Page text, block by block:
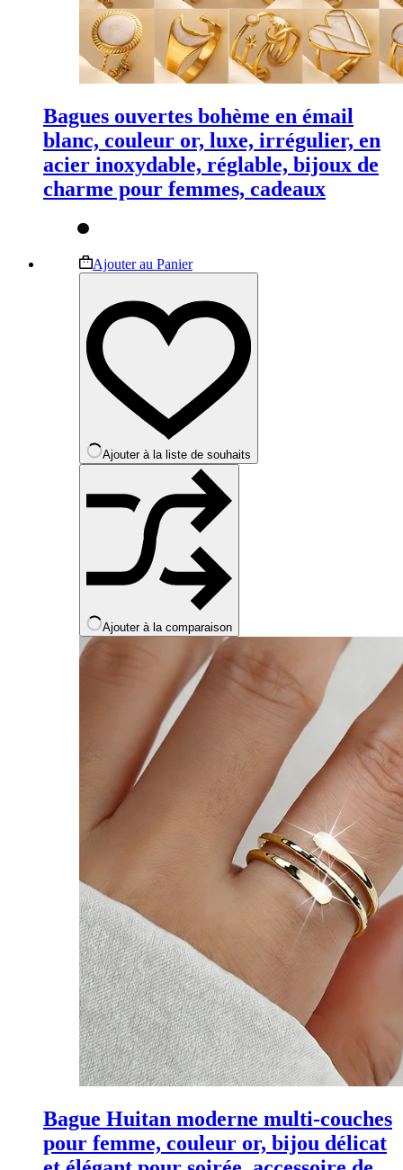
Bagues ouvertes bohème en émail
blanc, couleur or, luxe, irrégulier, en
acier inoxydable, réglable, bijoux de
charme pour femmes, cadeaux
Ajouter au PanierCe
produit
plusieurs
variations.
options
peuvent
être
choisies
sur
page
du
produit
Ajouter à la liste de souhaits
Ajouter à la comparaison
Bague Huitan moderne multi-couches
pour femme, couleur or, bijou délicat